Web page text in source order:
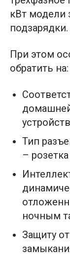
кВт модели
подзарядки.
При этом
обратить на:
Тип
–
ночным
Защиту